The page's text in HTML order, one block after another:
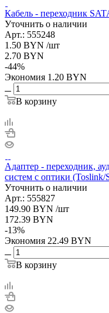
Кабель - переходник
Уточнить о наличии
Арт.: 555248
1.50 BYN /шт
2.70 BYN
-44%
Экономия 1.20 BYN
В корзину
Адаптер - переходник,
систем с оптики
Уточнить о наличии
Арт.: 555827
149.90 BYN /шт
172.39 BYN
-13%
Экономия 22.49 BYN
В корзину